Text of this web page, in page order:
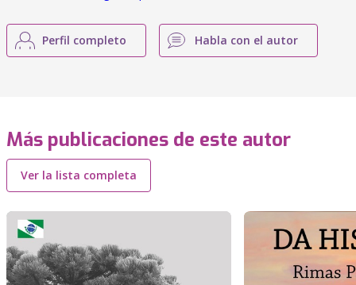
Perfil completo Habla con el autor
Más publicaciones de este autor
Ver la lista completa